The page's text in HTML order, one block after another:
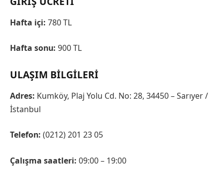
Hafta içi: 780 TL
Hafta sonu: 900 TL
ULAŞIM BILGILERI
Adres: Kumköy, Plaj Yolu Cd. No: 28, 34450 – Sarıyer /
İstanbul
Telefon: (0212) 201 23 05
Çalışma saatleri: 09:00 – 19:00